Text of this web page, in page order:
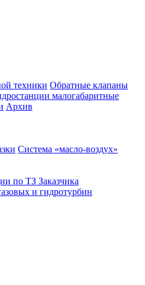
техники Обратные клапаны
малогабаритные
Архив
Система «масло-воздух»
по ТЗ Заказчика
и гидротурбин